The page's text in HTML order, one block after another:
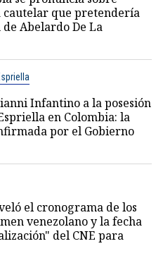
cautelar que pretendería
Abelardo De La
Infantino a la posesión
en Colombia: la
por el Gobierno
el cronograma de los
venezolano y la fecha
del CNE para